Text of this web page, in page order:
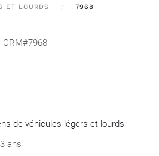
ET LOURDS 7968
CRM#7968
de véhicules légers et lourds
3 ans